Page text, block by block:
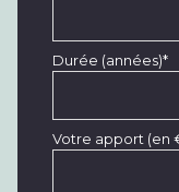
Durée (années)*
Votre apport (en